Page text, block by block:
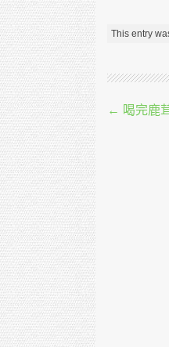
This entry
Post
← 喝完鹿